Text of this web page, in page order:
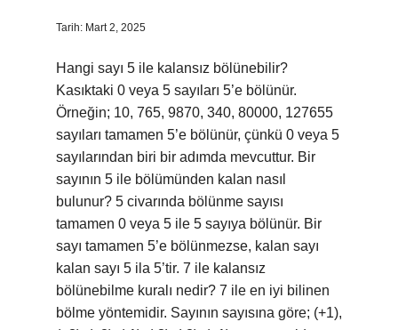
Tarih: Mart 2, 2025
Hangi sayı 5 ile kalansız bölünebilir?
Kasıktaki 0 ​​veya 5 sayıları 5’e bölünür.
Örneğin; 10, 765, 9870, 340, 80000, 127655
sayıları tamamen 5’e bölünür, çünkü 0 veya 5
sayılarından biri bir adımda mevcuttur. Bir
sayının 5 ile bölümünden kalan nasıl
bulunur? 5 civarında bölünme sayısı
tamamen 0 veya 5 ile 5 sayıya bölünür. Bir
sayı tamamen 5’e bölünmezse, kalan sayı
kalan sayı 5 ila 5’tir. 7 ile kalansız
bölünebilme kuralı nedir? 7 ile en iyi bilinen
bölme yöntemidir. Sayının sayısına göre; (+1),